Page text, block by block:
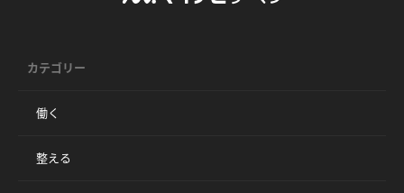
カテゴリー
働く
整える